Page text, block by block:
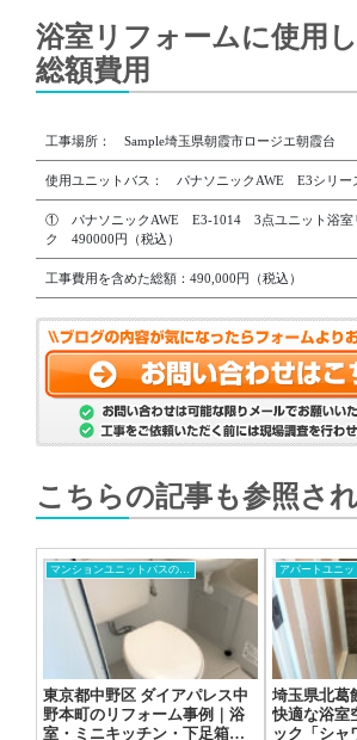
浴室リフォームに使用
総額費用
工事場所： Sample埼玉県朝霞市ロージエ朝霞台
使用ユニットバス： パナソニックAWE E3シリー
① パナソニックAWE E3-1014 3点ユニット浴室
ク 490000円（税込）
工事費用を含めた総額：490,000円（税込）
こちらの記事も参照さ
東京都中野区 ダイアパレス中
野本町のリフォーム事例｜浴
室・ミニキッチン・下足箱を
埼玉県北葛
快適な浴室
ック「シャ